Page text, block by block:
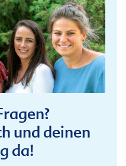
und deinen
da!